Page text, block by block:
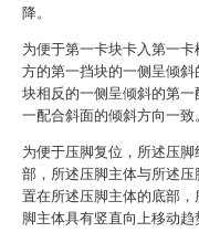
降。
为便于第一卡块卡入第一
方的第一挡块的一侧呈倾
块相反的一侧呈倾斜的第
一配合斜面的倾斜方向一致
为便于压脚复位，所述压
部，所述压脚主体与所述
置在所述压脚主体的底部
脚主体具有竖直向上移动趋